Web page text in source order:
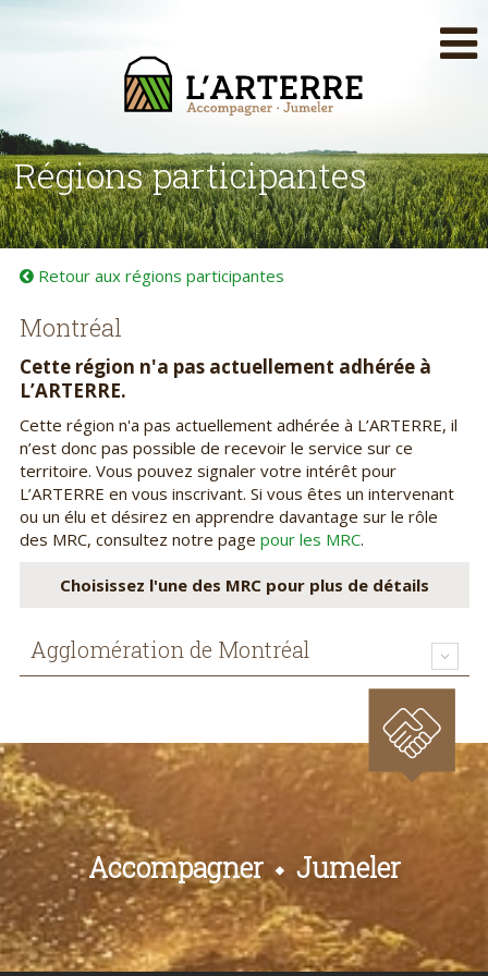
Régions participantes
Retour aux régions participantes
Montréal
Cette région n'a pas actuellement adhérée à
L’ARTERRE.
Cette région n'a pas actuellement adhérée à L’ARTERRE, il
n’est donc pas possible de recevoir le service sur ce
territoire. Vous pouvez signaler votre intérêt pour
L’ARTERRE en vous inscrivant. Si vous êtes un intervenant
ou un élu et désirez en apprendre davantage sur le rôle
des MRC, consultez notre page pour les MRC.
Choisissez l'une des MRC pour plus de détails
Agglomération de Montréal
AccompagnerJumeler